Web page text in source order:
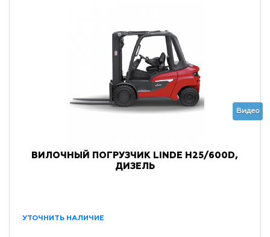
Видео
ВИЛОЧНЫЙ ПОГРУЗЧИК LINDE H25/600D,
ДИЗЕЛЬ
УТОЧНИТЬ НАЛИЧИЕ